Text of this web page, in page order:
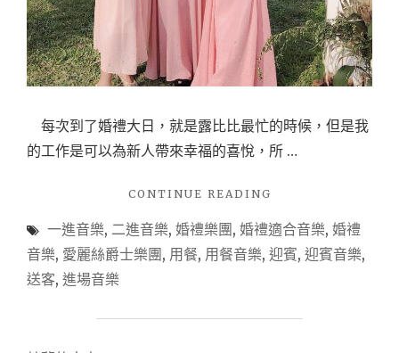
每次到了婚禮大日，就是露比比最忙的時候，但是我
的工作是可以為新人帶來幸福的喜悅，所 …
CONTINUE READING
推
薦-
一進音樂, 二進音樂, 婚禮樂團, 婚禮適合音樂, 婚禮
音樂, 愛麗絲爵士樂團, 用餐, 用餐音樂, 迎賓, 迎賓音樂,
送客, 進場音樂